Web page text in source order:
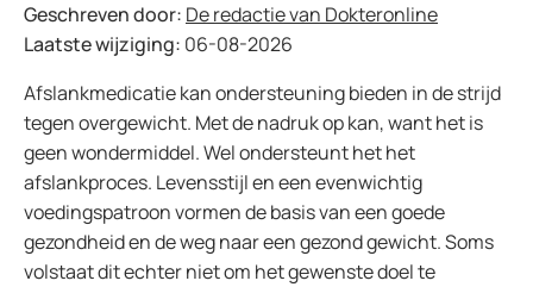
Geschreven door: De redactie van Dokteronline
Laatste wijziging: 06-08-2026
Afslankmedicatie kan ondersteuning bieden in de strijd
tegen overgewicht. Met de nadruk op kan, want het is
geen wondermiddel. Wel ondersteunt het het
afslankproces. Levensstijl en een evenwichtig
voedingspatroon vormen de basis van een goede
gezondheid en de weg naar een gezond gewicht. Soms
volstaat dit echter niet om het gewenste doel te